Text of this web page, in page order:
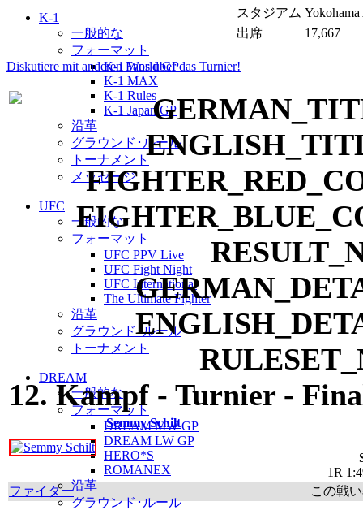
K-1
一般的な
フォーマット
K-1 World GP
K-1 MAX
K-1 Rules
K-1 Japan GP
沿革
グラウンド･ルール
トーナメント
メッセージ
UFC
一般的な
フォーマット
UFC PPV Live
UFC Fight Night
UFC International
The Ultimate Fighter
沿革
グラウンド･ルール
トーナメント
DREAM
一般的な
フォーマット
DREAM MW GP
DREAM LW GP
HERO*S
ROMANEX
沿革
グラウンド･ルール
スタジアム Yokohama
出席
17,667
Diskutiere mit anderen Fans über das Turnier!
12. Kampf - Turnier -
Semmy Schilt
1R
ファイター
この戦